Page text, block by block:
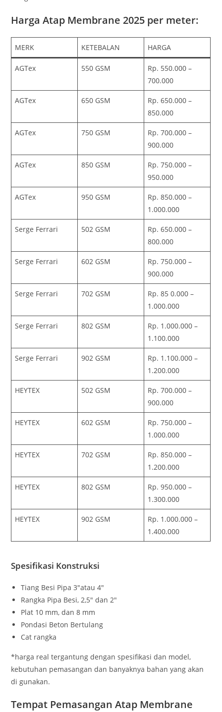
Harga Atap Membrane 2025 per meter:
MERK KETEBALAN HARGA
AGTex 550 GSM
Rp. 550.000 –
700.000
AGTex 650 GSM
Rp. 650.000 –
850.000
AGTex 750 GSM
Rp. 700.000 –
900.000
AGTex 850 GSM
Rp. 750.000 –
950.000
AGTex 950 GSM
Rp. 850.000 –
1.000.000
Serge Ferrari 502 GSM
Rp. 650.000 –
800.000
Serge Ferrari 602 GSM
Rp. 750.000 –
900.000
Serge Ferrari 702 GSM
Rp. 85 0.000 –
1.000.000
Serge Ferrari 802 GSM
Rp. 1.000.000 –
1.100.000
Serge Ferrari 902 GSM
Rp. 1.100.000 –
1.200.000
HEYTEX 502 GSM
Rp. 700.000 –
900.000
HEYTEX 602 GSM
Rp. 750.000 –
1.000.000
HEYTEX 702 GSM
Rp. 850.000 –
1.200.000
HEYTEX 802 GSM
Rp. 950.000 –
1.300.000
HEYTEX 902 GSM
Rp. 1.000.000 –
1.400.000
Spesifikasi Konstruksi
Tiang Besi Pipa 3″atau 4″
Rangka Pipa Besi, 2,5″ dan 2″
Plat 10 mm, dan 8 mm
Pondasi Beton Bertulang
Cat rangka
*harga real tergantung dengan spesifikasi dan model,
kebutuhan pemasangan dan banyaknya bahan yang akan
di gunakan.
Tempat Pemasangan Atap Membrane